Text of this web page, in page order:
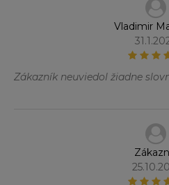
Vladimir
Zákazník neuviedol žiadne